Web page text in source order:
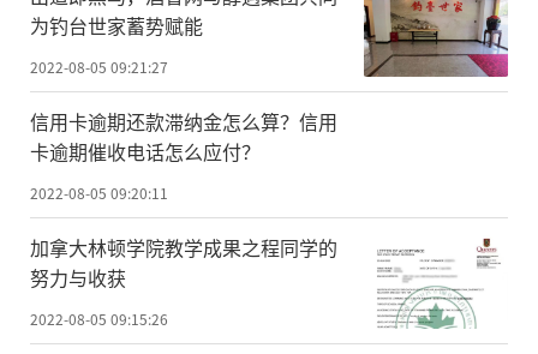
为钓台世家蓄势赋能
2022-08-05 09:21:27
信用卡逾期还款滞纳金怎么算？信用
卡逾期催收电话怎么应付？
2022-08-05 09:20:11
加拿大林顿学院教学成果之程同学的
努力与收获
2022-08-05 09:15:26